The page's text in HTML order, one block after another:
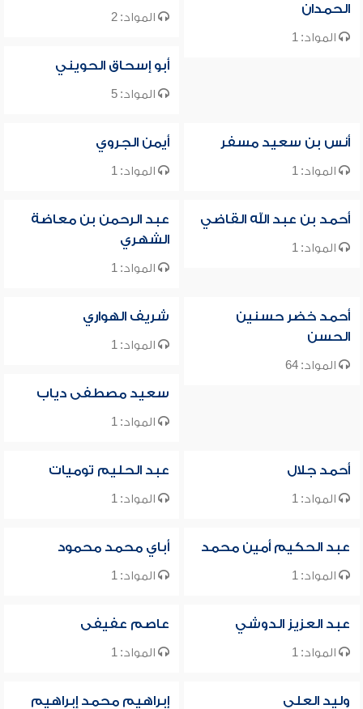
الحمدان
المواد: 1
المواد: 2
أبو إسحاق الحويني
المواد: 5
أنس بن سعيد مسفر
المواد: 1
أيمن الجروي
المواد: 1
أحمد بن عبد الله القاضي
المواد: 1
عبد الرحمن بن معاضة
الشهري
المواد: 1
أحمد خضر حسنين
الحسن
المواد: 64
شريف الهواري
المواد: 1
سعيد مصطفى دياب
المواد: 1
أحمد جلال
المواد: 1
عبد الحليم توميات
المواد: 1
عبد الحكيم أمين محمد
المواد: 1
أباي محمد محمود
المواد: 1
عبد العزيز الدوشي
المواد: 1
عاصم عفيفى
المواد: 1
وليد العلي إبراهيم محمد إبراهيم